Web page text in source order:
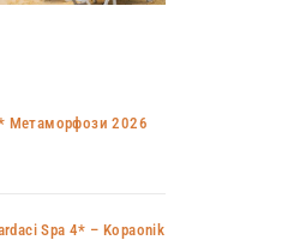
Метаморфози 2026
Spa 4* – Kopaonik